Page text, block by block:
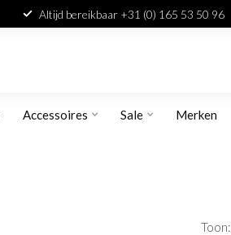
Altijd bereikbaar +31 (0) 165 53 50 96
Accessoires Sale Merken
Toon: